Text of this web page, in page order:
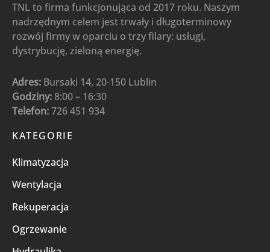
TNL to firma funkcjonująca od 2017 roku. Naszym
nadrzędnym celem jest trwały i długoterminowy
rozwój firmy w oparciu o trzy filary: usługi,
dystrybucję, zieloną energię.
Adres: Bursaki 14, 20-150 Lublin
Godziny: 8:00 – 16:30
Telefon:726 451 934
KATEGORIE
Klimatyzacja
Wentylacja
Rekuperacja
Ogrzewanie